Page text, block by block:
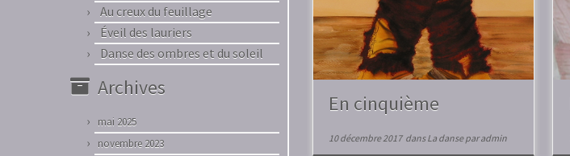
Au creux du feuillage
Éveil des lauriers
Danse des ombres et du soleil
Archives
mai 2025
novembre 2023
En cinquième
10 décembre 2017dansLa danseparadmin